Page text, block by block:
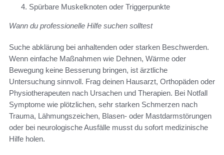
Spürbare Muskelknoten oder Triggerpunkte
Wann du professionelle Hilfe suchen solltest
Suche abklärung bei anhaltenden oder starken Beschwerden.
Wenn einfache Maßnahmen wie Dehnen, Wärme oder
Bewegung keine Besserung bringen, ist ärztliche
Untersuchung sinnvoll. Frag deinen Hausarzt, Orthopäden oder
Physiotherapeuten nach Ursachen und Therapien. Bei Notfall
Symptome wie plötzlichen, sehr starken Schmerzen nach
Trauma, Lähmungszeichen, Blasen- oder Mastdarmstörungen
oder bei neurologische Ausfälle musst du sofort medizinische
Hilfe holen.